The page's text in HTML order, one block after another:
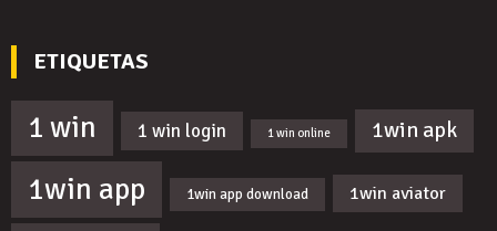
ETIQUETAS
1 win 1 win login 1 win online 1win apk
1win app 1win app download 1win aviator